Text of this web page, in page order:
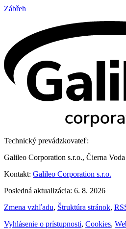
Zábřeh
Technický prevádzkovateľ:
Galileo Corporation s.r.o., Čierna
Kontakt: Galileo Corporation s.r.o.
Posledná aktualizácia: 6. 8. 2026
Zmena vzhľadu, Štruktúra stránok,
Vyhlásenie o prístupnosti, Cookies,